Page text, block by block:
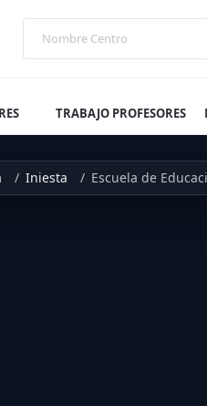
TRABAJO PROFESORES
Iniesta Escuela de